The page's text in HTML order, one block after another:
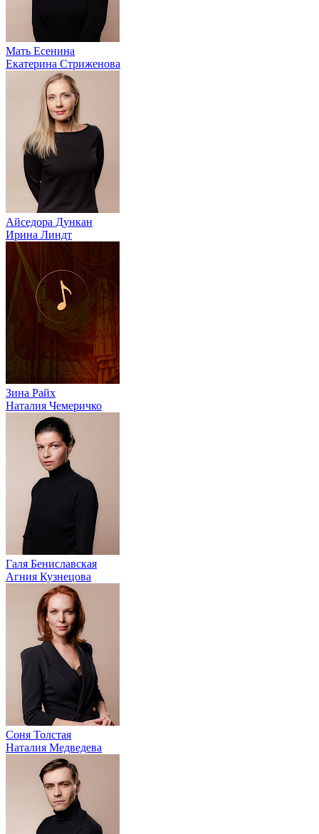
Мать Есенина
Екатерина Стриженова
Айседора Дункан
Ирина Линдт
Зина Райх
Наталия Чемеричко
Галя Бениславская
Агния Кузнецова
Соня Толстая
Наталия Медведева